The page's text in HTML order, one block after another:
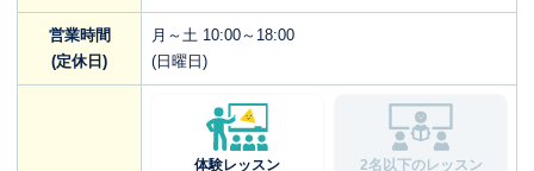
営業時間
(定休日)
月～土 10:00～18:00
(日曜日)
体験レッスン 2名以下のレッスン